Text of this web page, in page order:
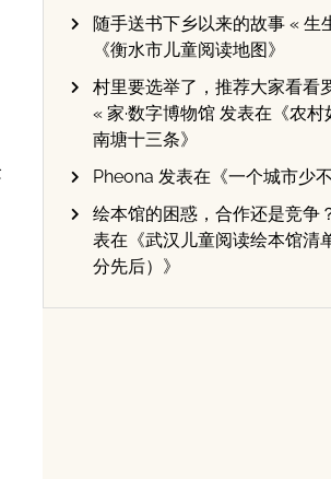
随手送书下乡以来的故事 « 生
《衡水市儿童阅读地图》
村里要选举了，推荐大家看看
« 家·数字博物馆发表在《农
南塘十三条》
Pheona 发表在《一个城市少
绘本馆的困惑，合作还是竞争
表在《武汉儿童阅读绘本馆清
分先后） 》